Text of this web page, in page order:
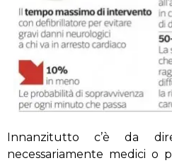
Innanzitutto c’è da
necessariamente medici o